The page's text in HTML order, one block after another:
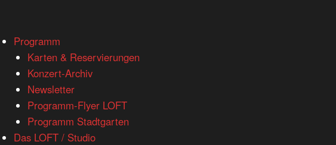
www.loftkoeln.de
navigation
Skip
content
Programm
Karten & Reservierungen
Konzert-Archiv
Newsletter
Programm-Flyer LOFT
Programm Stadtgarten
Das LOFT / Studio